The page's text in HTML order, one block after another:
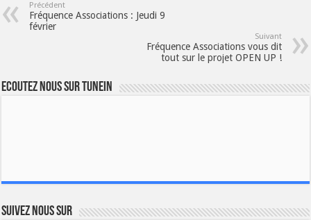
Précédent
Fréquence Associations : Jeudi 9
février
Suivant
Fréquence Associations vous dit
tout sur le projet OPEN UP !
Ecoutez nous sur TuneIn
Suivez nous sur